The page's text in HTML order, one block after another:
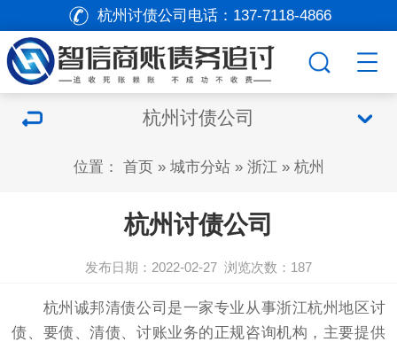
杭州讨债公司电话： 137-7118-4866
杭州讨债公司
位置： 首页» 城市分站» 浙江» 杭州
杭州讨债公司
发布日期：2022-02-27 浏览次数： 187
杭州诚邦清债公司是一家专业从事浙江杭州地区讨
债、 要债、清债、讨账业务的正规咨询机构，主要提供